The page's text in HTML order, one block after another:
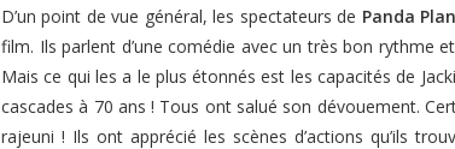
D’un point de vue général, les spectateurs de Panda Plan
film. Ils parlent d’une comédie avec un très bon rythme
Mais ce qui les a le plus étonnés est les capacités de
cascades à 70 ans ! Tous ont salué son dévouement.
rajeuni ! Ils ont apprécié les scènes d’actions qu’ils